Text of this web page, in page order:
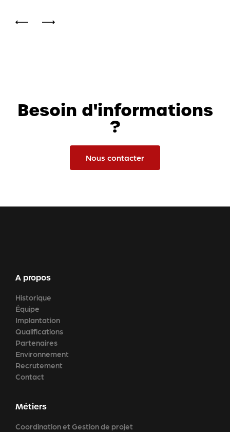
Besoin d'informations
?
Nous contacter
A propos
Historique
Équipe
Implantation
Qualifications
Partenaires
Environnement
Recrutement
Contact
Métiers
Coordination et Gestion de projet